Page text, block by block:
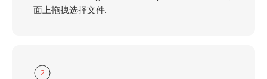
面上拖拽选择文件.
2